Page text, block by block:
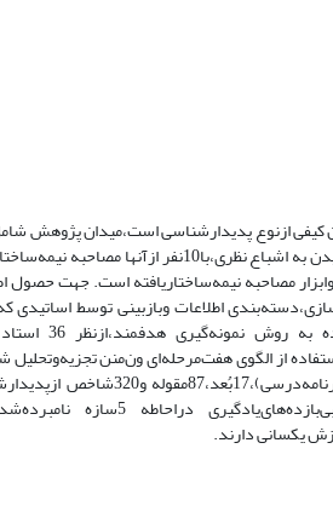
کیفی ازنوع پدیدارشناسی است،میدان ‌پژوهش
اساتید رشتۀ علوم‌تربیتی ‌دانشگاه‌های‌استان‌تهران است. که باروش نمونه‌گیری‌ گلوله‌برفی ومقایسه مداوم داده‌ها تارسیدن به ‌اشباع
مصاحبه ‌نیمه‌ساختاریافته است. جهت حصول
اطلاعات ‌وبازبینی توسط اساتیدی که
گرفته‌شد. به‌منظور بررسی اعتبارداده‌های
از الگوی هفت‌مرحله‌ای ون‌منن تجزیه‌وتحلیل
نهایت 5سازه(ماهیت ‌ارزشیابی،ارزشیابی ‌کننده(استاد)،ماهیت ‌بازده‌های‌یادگیری،ارزشیابی‌شونده(دانشجو) وماهیت
ارزشیابی‌بازده‌های‌یادگیری ‌دانشجویان درقالب ‌الگویی استخراج گردید.یافته‌ها نشان ‌می‌دهد که
یکسانی دارند.